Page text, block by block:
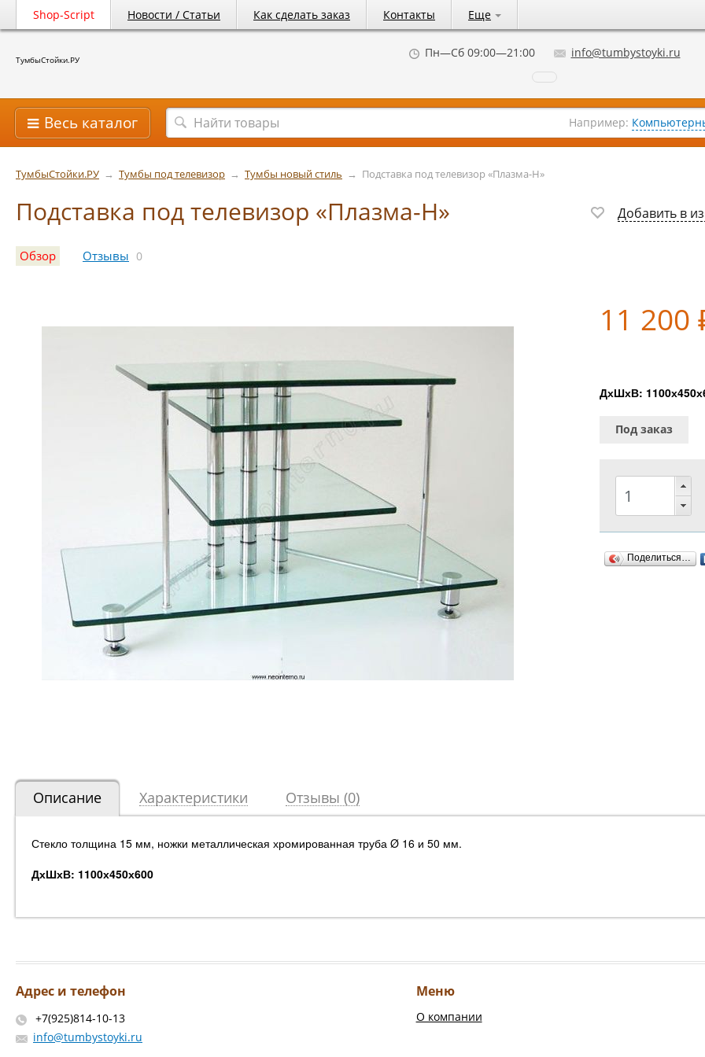
Shop-Script Новости / Статьи Как сделать заказ Контакты Еще
ТумбыСтойки.РУ Пн—Сб 09:00—21:00 info@tumbystoyki.ru
Весь каталог Например:
ТумбыСтойки.РУ → Тумбы под телевизор → Тумбы новый стиль → Подставка под телевизор «Плазма-Н»
Подставка под телевизор «Плазма-Н» Добавить в
Обзор Отзывы 0
11 200
ДхШхВ:
Под заказ
Поделиться…
Описание Характеристики Отзывы (0)
Стекло толщина 15 мм, ножки металлическая хромированная труба Ø 16 и 50 мм.
ДхШхВ: 1100х450х600
Адрес и телефон
+7(925)814-10-13
info@tumbystoyki.ru
Меню
О компании